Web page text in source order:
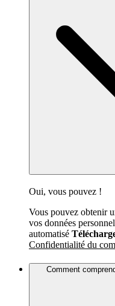
Oui, vous pouvez !
Vous pouvez obtenir
vos données
automatisé
Confidentialité du
Comment